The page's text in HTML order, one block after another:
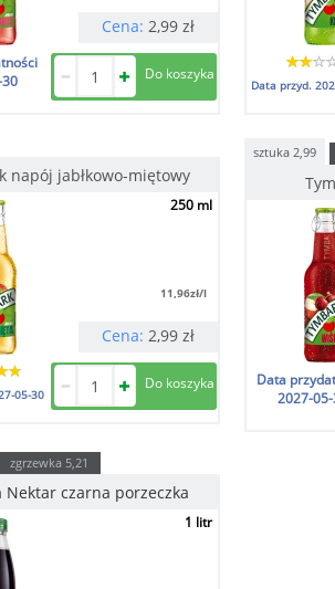
Cena: 2,99 zł
Data przyd.
napój jabłkowo-miętowy
250 ml
11,96zł/l
Cena: 2,99 zł
05-30
sztuka 2,99
Data
2027-
zgrzewka 5,21
Nektar czarna porzeczka
1 litr